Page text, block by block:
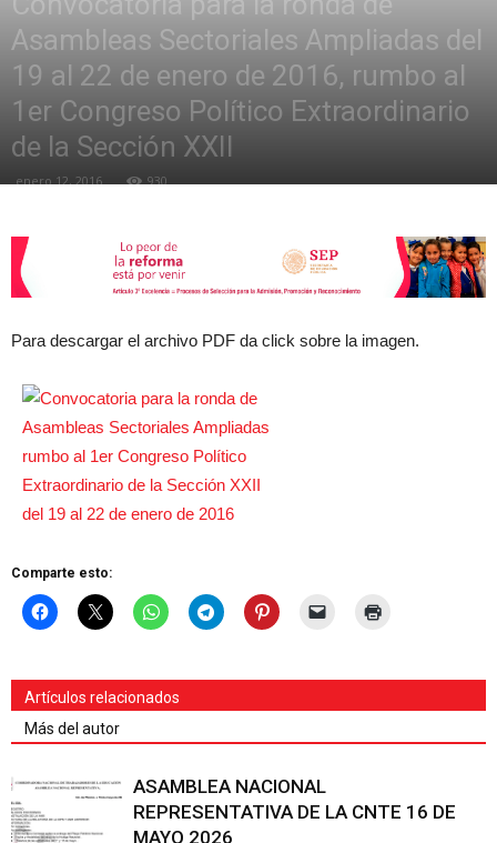
la
XXII
Asambleas Sectoriales Ampliadas del
19 al 22 de enero de 2016, rumbo al
1er Congreso Político Extraordinario
de la Sección XXII
enero 12, 2016 930
Para descargar el archivo PDF da click sobre la imagen.
Comparte esto:
Artículos relacionados
Más del autor
ASAMBLEA NACIONAL
REPRESENTATIVA DE LA CNTE 16 DE
MAYO 2026